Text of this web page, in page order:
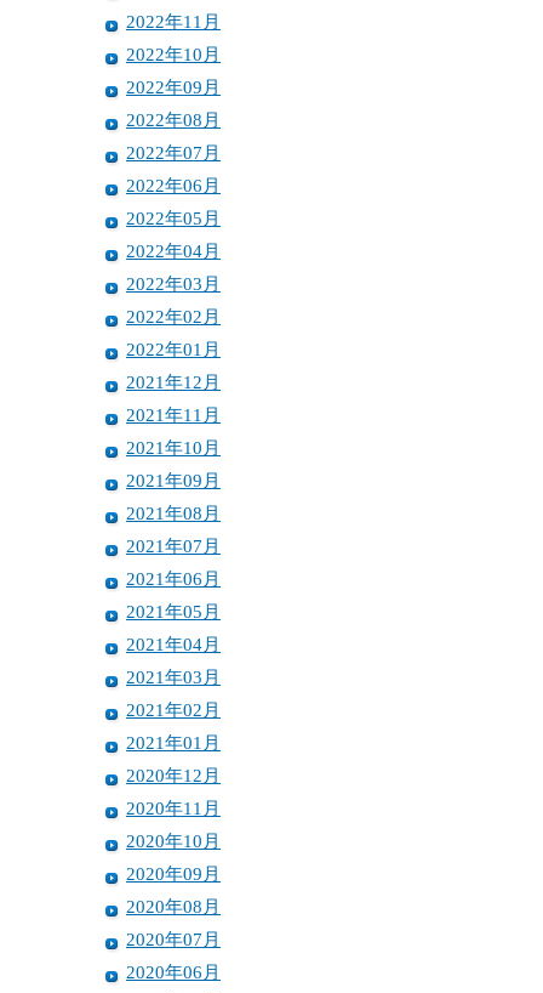
2022年11月
2022年10月
2022年09月
2022年08月
2022年07月
2022年06月
2022年05月
2022年04月
2022年03月
2022年02月
2022年01月
2021年12月
2021年11月
2021年10月
2021年09月
2021年08月
2021年07月
2021年06月
2021年05月
2021年04月
2021年03月
2021年02月
2021年01月
2020年12月
2020年11月
2020年10月
2020年09月
2020年08月
2020年07月
2020年06月